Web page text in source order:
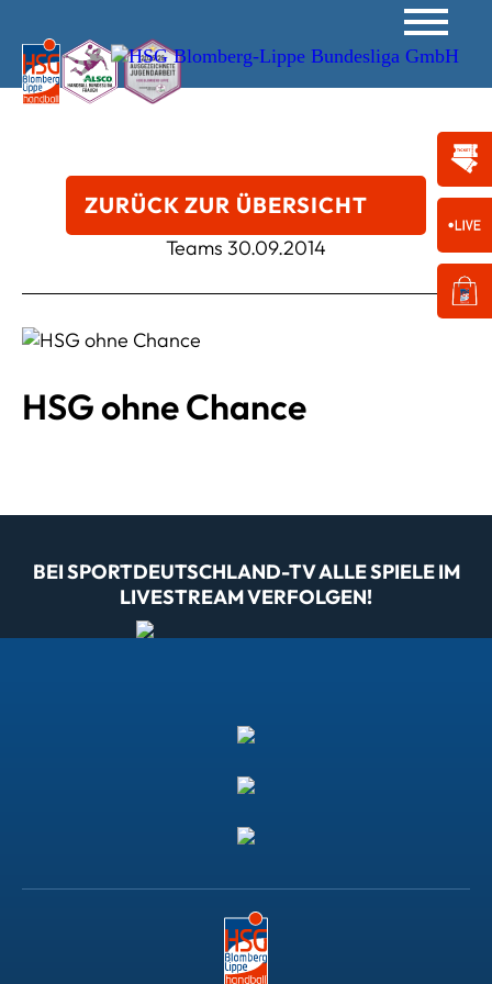
ZURÜCK ZUR ÜBERSICHT
Teams 30.09.2014
HSG ohne Chance
BEI SPORTDEUTSCHLAND-TV ALLE SPIELE IM
LIVESTREAM VERFOLGEN!